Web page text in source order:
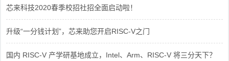
芯来科技2020春季校招社招全面启动啦！
升级“一分钱计划”，芯来助您开启RISC-V之门
国内 RISC-V 产学研基地成立，Intel、Arm、RISC-V 将三分天下？